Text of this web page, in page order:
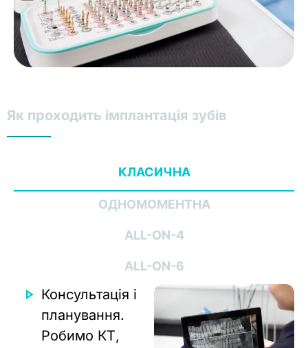
Як проходить імплантація зубів
КЛАСИЧНА
ОДНОМОМЕНТНА
ALL-ON-4
ALL-ON-6
Консультація і
планування.
Робимо КТ,